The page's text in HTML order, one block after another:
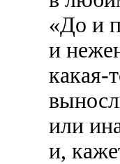
«До и
и
какая-
или
и,